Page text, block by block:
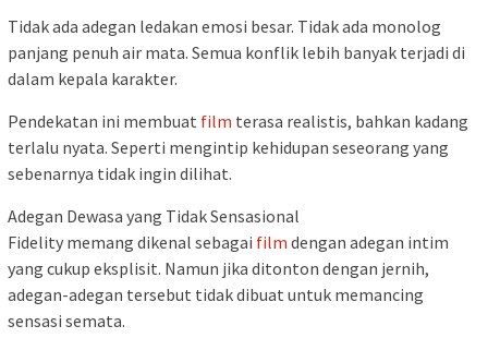
Tidak ada adegan ledakan emosi besar. Tidak ada monolog
panjang penuh air mata. Semua konflik lebih banyak terjadi di
dalam kepala karakter.
Pendekatan ini membuat film terasa realistis, bahkan kadang
terlalu nyata. Seperti mengintip kehidupan seseorang yang
sebenarnya tidak ingin dilihat.
Adegan Dewasa yang Tidak Sensasional
Fidelity memang dikenal sebagai film dengan adegan intim
yang cukup eksplisit. Namun jika ditonton dengan jernih,
adegan-adegan tersebut tidak dibuat untuk memancing
sensasi semata.